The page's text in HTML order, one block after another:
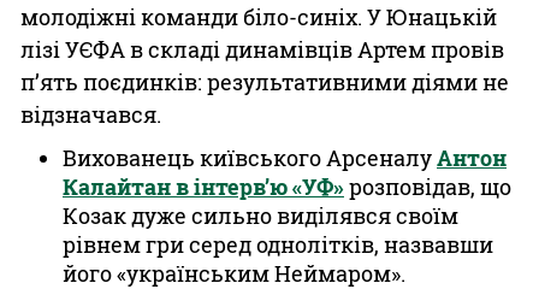
молодіжні команди біло-синіх. У Юнацькій
лізі УЄФА в складі динамівців Артем провів
п’ять поєдинків: результативними діями не
відзначався.
Вихованець київського АрсеналуАнтон
Калайтан в інтерв’ю «УФ»розповідав, що
Козак дуже сильно виділявся своїм
рівнем гри серед однолітків, назвавши
його «українським Неймаром».